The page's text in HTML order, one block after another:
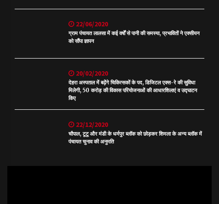
22/06/2020
ग्राम पंचायत लालसा में कई वर्षों से पानी की समस्या, प्रभावितों ने एक्सीयन
को सौंपा ज्ञापन
20/02/2020
देहरा अस्पताल में बढ़ेंगे चिकित्सकों के पद, डिजिटल एक्स-रे की सुविधा
मिलेगी, 50 करोड़ की विकास परियोजनाओं की आधारशिलाएं व उद्घाटन
किए
22/12/2020
चौपाल, टूटू और मंडी के धर्मपुर ब्लॉक को छोड़कर शिमला के अन्य ब्लॉक में
पंचायत चुनाव की अनुमति